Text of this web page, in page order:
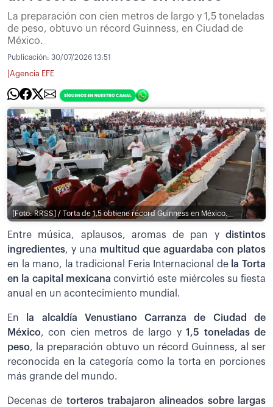
La preparación con cien metros de largo y 1,5 toneladas
de peso, obtuvo un récord Guinness, en Ciudad de
México.
Publicación: 30/07/2026 13:51
Agencia EFE
[Foto: RRSS] / Torta de 1,5 obtiene récord Guinness en México.
Entre música, aplausos, aromas de pan ydistintos
ingredientes, y una multitud que aguardaba con platos
en la mano, la tradicional Feria Internacional de la Torta
en la capital mexicana convirtió este miércoles su fiesta
anual en un acontecimiento mundial.
En
la alcaldía Venustiano Carranza de Ciudad de
México, con cien metros de largo y1,5 toneladas de
peso, la preparación obtuvo un récord Guinness, al ser
reconocida en la categoría como la torta en porciones
más grande del mundo.
Decenas de torteros trabajaron alineados sobre largas